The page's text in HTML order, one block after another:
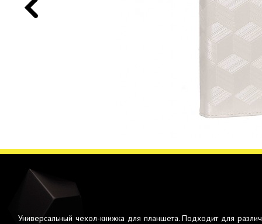
Универсальный чехол-книжка для планшета. Подходит для